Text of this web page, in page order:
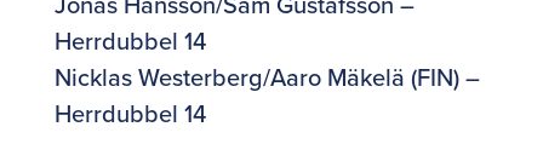
Herrdubbel 14
Nicklas Westerberg/Aaro Mäkelä (FIN) –
Herrdubbel 14